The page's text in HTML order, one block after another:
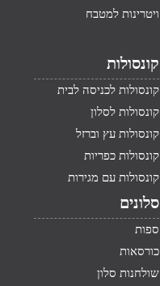
ויטרינות למטבח
קונסולות
קונסולות לכניסה לבית
קונסולות לסלון
קונסולות עץ וברזל
קונסולות כפריות
קונסולות עם מגירות
סלונים
ספות
כורסאות
שולחנות סלון